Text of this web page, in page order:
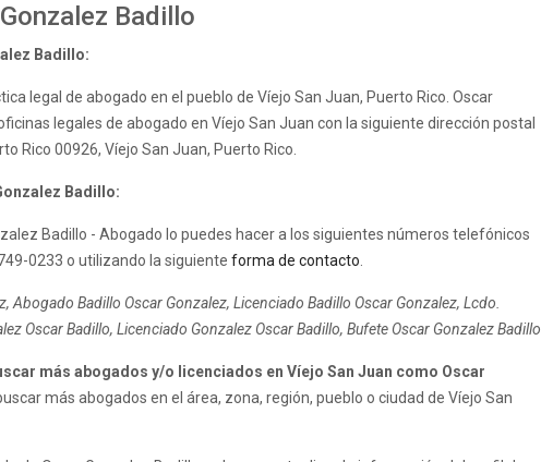
Badillo
Badillo:
legal de abogado en el pueblo de Víejo San Juan, Puerto Rico. Oscar
legales de abogado en Víejo San Juan con la siguiente dirección postal
Rico 00926, Víejo San Juan, Puerto Rico.
Badillo:
Badillo - Abogado lo puedes hacer a los siguientes números telefónicos
0233 o utilizando la siguiente forma de contacto
Abogado Badillo Oscar Gonzalez, Licenciado Badillo Oscar Gonzalez, Lcdo.
Oscar Badillo, Licenciado Gonzalez Oscar Badillo, Bufete Oscar Gonzalez Badillo
más abogados y/o licenciados en Víejo San Juan como Oscar
más abogados en el área, zona, región, pueblo o ciudad de Víejo San